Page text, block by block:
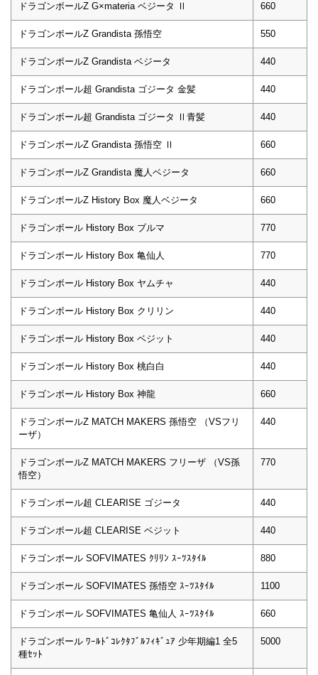
ドラゴンボールZ G×materia ベジータ Ⅱ 660
ドラゴンボールZ Grandista 孫悟空 550
ドラゴンボールZ Grandista ベジータ 440
ドラゴンボール超 Grandista ゴジータ 金髪 440
ドラゴンボール超 Grandista ゴジータ Ⅱ青髪 440
ドラゴンボールZ Grandista 孫悟空 Ⅱ 660
ドラゴンボールZ Grandista 魔人ベジータ 660
ドラゴンボールZ History Box 魔人ベジータ 660
ドラゴンボール History Box ブルマ 770
ドラゴンボール History Box 亀仙人 770
ドラゴンボール History Box ヤムチャ 440
ドラゴンボール History Box クリリン 440
ドラゴンボール History Box ベジット 440
ドラゴンボール History Box 桃白白 440
ドラゴンボール History Box 神龍 660
ドラゴンボールZ MATCH MAKERS 孫悟空 （VSフリ
ーザ）
440
ドラゴンボールZ MATCH MAKERS フリーザ （VS孫
悟空）
770
ドラゴンボール超 CLEARISE ゴジータ 440
ドラゴンボール超 CLEARISE ベジット 440
ドラゴンボール SOFVIMATES ｸﾘﾘﾝ ｽｰﾂｽﾀｲﾙ 880
ドラゴンボール SOFVIMATES 孫悟空 ｽｰﾂｽﾀｲﾙ 1100
ドラゴンボール SOFVIMATES 亀仙人 ｽｰﾂｽﾀｲﾙ 660
ドラゴンボール ﾜｰﾙﾄﾞｺﾚｸﾀﾌﾞﾙﾌｨｷﾞｭｱ 少年期編1 全5
種ｾｯﾄ
5000